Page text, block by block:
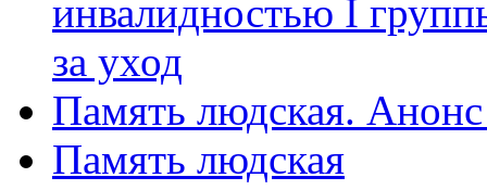
инвалидностью I
за уход
Память людская.
Память людская